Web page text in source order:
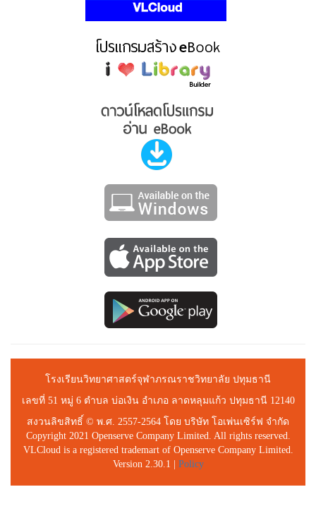
โรงเรียนวิทยาศาสตร์จุฬาภรณราชวิทยาลัย ปทุมธานี
เลขที่ 51 หมู่ 6 ตำบล บ่อเงิน อำเภอ ลาดหลุมแก้ว ปทุมธานี 12140
สงวนลิขสิทธิ์ © พ.ศ. 2557-2564 โดย บริษัท โอเพ่นเซิร์ฟ จำกัด
Copyright 2021 Openserve Company Limited. All rights reserved.
VLCloud is a registered trademart of Openserve Company Limited.
Version 2.30.1 | Policy